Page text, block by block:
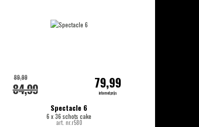
Spectacle 6
6 x 36 schots cake
art. nr.r580
84,99
89,99 79,99
internetprijs